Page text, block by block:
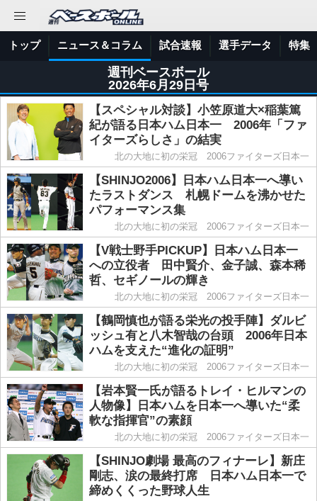
トップ ニュース＆コラム 試合速報 選手データ 特集
週刊ベースボール
2026年6月29日号
【スペシャル対談】小笠原道大×稲葉篤
紀が語る日本ハム日本一 2006年「ファ
イターズらしさ」の結実
北の大地に初の栄冠 2006ファイターズ日本一
【SHINJO2006】日本ハム日本一へ導い
たラストダンス 札幌ドームを沸かせた
パフォーマンス集
北の大地に初の栄冠 2006ファイターズ日本一
【V戦士野手PICKUP】日本ハム日本一
への立役者 田中賢介、金子誠、森本稀
哲、セギノールの輝き
北の大地に初の栄冠 2006ファイターズ日本一
【鶴岡慎也が語る栄光の投手陣】ダルビ
ッシュ有と八木智哉の台頭 2006年日本
ハムを支えた“進化の証明”
北の大地に初の栄冠 2006ファイターズ日本一
【岩本賢一氏が語るトレイ・ヒルマンの
人物像】日本ハムを日本一へ導いた“柔
軟な指揮官”の素顔
北の大地に初の栄冠 2006ファイターズ日本一
【SHINJO劇場 最高のフィナーレ】新庄
剛志、涙の最終打席 日本ハム日本一で
締めくくった野球人生